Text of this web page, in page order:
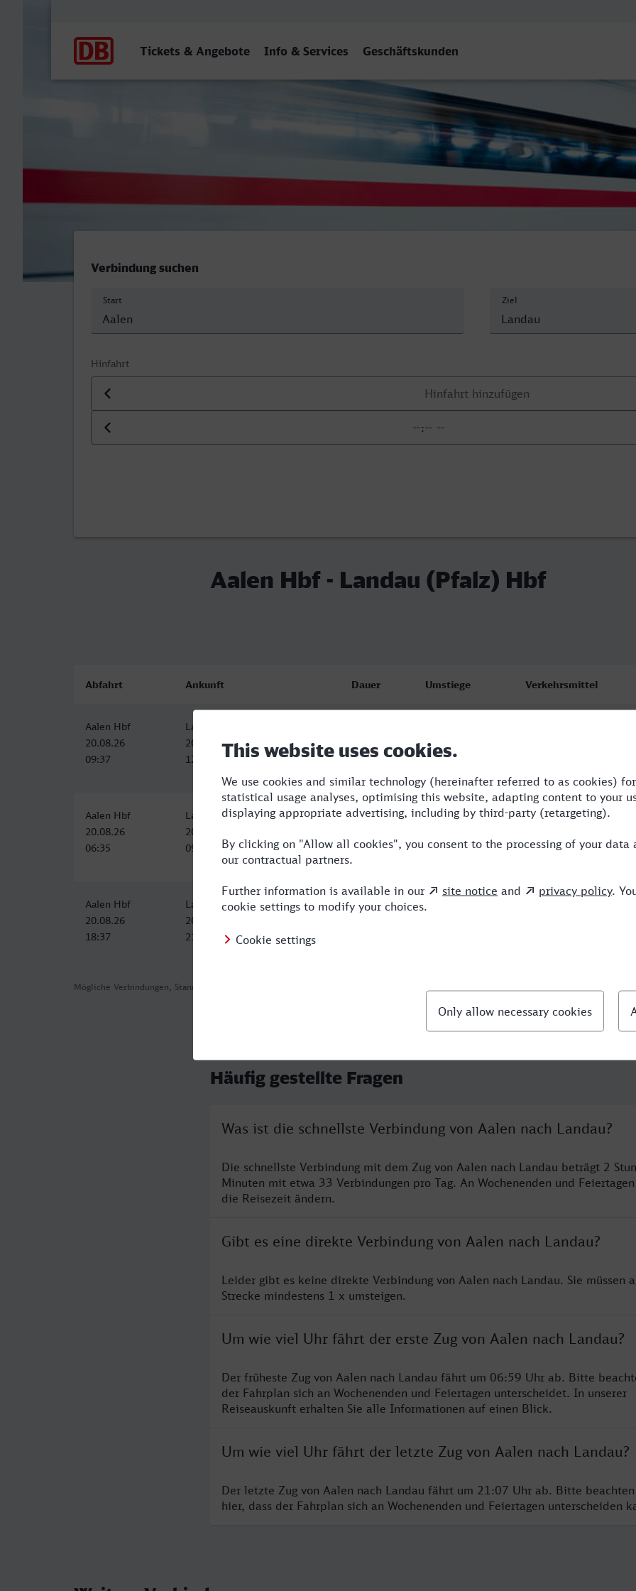
Tickets & Angebote Info & Services Geschäftskunden
Aalen Hbf - Landau (Pfalz) Hbf
Verbindung suchen
Start Ziel
Hinfahrt
Datum der Hinfahrt
Uhrzeit der Hinfahrt
Aalen Hbf - Landau (Pfalz) Hbf
Mögliche Verbindungen, Stand: 2026-08-06 02:26
Abfahrt Ankunft Dauer Umstiege Verkehrsmittel
Aalen Hbf
20.08.26
09:37
Landau (Pfalz) Hbf
20.08.26
12:19
Aalen Hbf
20.08.26
06:35
Landau (Pfalz) Hbf
20.08.26
09:20
2:45 3 RB,RE,ARV,ICE
Aalen Hbf
20.08.26
18:37
Landau (Pfalz) Hbf
20.08.26
21:34
2:57
Häufig gestellte Fragen
Was ist die schnellste Verbindung von Aalen nach Landau?
Die schnellste Verbindung mit dem Zug von Aalen nach Landau beträgt 2
Minuten mit etwa 33 Verbindungen pro Tag. An Wochenenden und
die Reisezeit ändern.
Gibt es eine direkte Verbindung von Aalen nach Landau?
Leider gibt es keine direkte Verbindung von Aalen nach Landau. Sie müssen
Strecke mindestens 1 x umsteigen.
Um wie viel Uhr fährt der erste Zug von Aalen nach Landau?
Der früheste Zug von Aalen nach Landau fährt um 06:59 Uhr ab. Bitte
der Fahrplan sich an Wochenenden und Feiertagen unterscheidet. In unserer
Reiseauskunft erhalten Sie alle Informationen auf einen Blick.
Um wie viel Uhr fährt der letzte Zug von Aalen nach Landau?
Der letzte Zug von Aalen nach Landau fährt um 21:07 Uhr ab. Bitte beachten
hier, dass der Fahrplan sich an Wochenenden und Feiertagen unterscheiden